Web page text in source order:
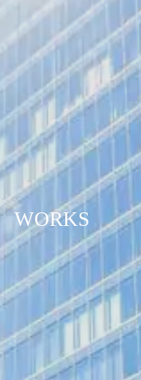
WORKS